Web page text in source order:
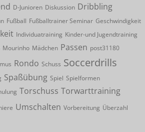
D-Junioren Diskussion Dribbling
Fußball Fußballtrainer Seminar Geschwindigkeit
Individuatraining Kinder-und Jugendtraining
Mourinho Mädchen Passen post31180
Rondo Schuss Soccerdrills
Spaßübung Spiel Spielformen
Torschuss Torwarttraining
Umschalten Vorbereitung Überzahl